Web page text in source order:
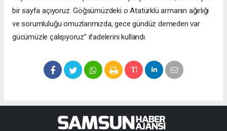
bir sayfa açıyoruz. Göğsümüzdeki o Atatürklü armanın ağırlığı
ve sorumluluğu omuzlarımızda, gece gündüz demeden var
gücümüzle çalışıyoruz” ifadelerini kullandı.